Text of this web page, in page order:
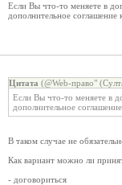
Если Вы что-то меняете в
дополнительное соглашение
Цитата (@Web-право"
Если Вы что-то меняете в
дополнительное
В таком случае не
Как вариант можно ли
- договориться